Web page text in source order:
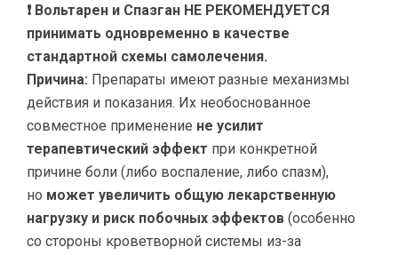
❗ Вольтарен и Спазган НЕ РЕКОМЕНДУЕТСЯ
принимать одновременно в качестве
стандартной схемы самолечения.
Причина: Препараты имеют разные механизмы
действия и показания. Их необоснованное
совместное применение не усилит
терапевтический эффект при конкретной
причине боли (либо воспаление, либо спазм),
но может увеличить общую лекарственную
нагрузку и риск побочных эффектов (особенно
со стороны кроветворной системы из-за